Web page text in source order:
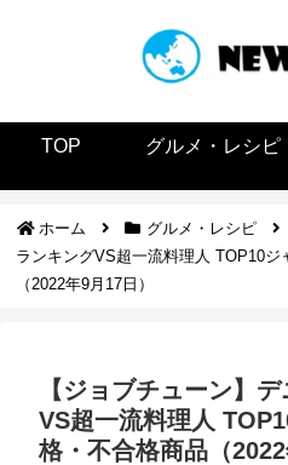
TOP グルメ・レシピ
ホーム グルメ・レシピ
ランキングVS超一流料理人 TOP10
（2022年9月17日）
【ジョブチューン】
VS超一流料理人
格・不合格商品（2022